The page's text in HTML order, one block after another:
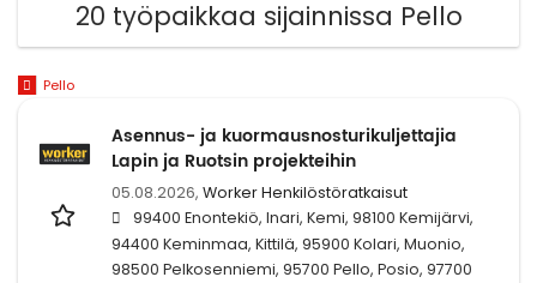
20 työpaikkaa sijainnissa Pello
Pello
Asennus- ja kuormausnosturikuljettajia
Lapin ja Ruotsin projekteihin
05.08.2026, Worker Henkilöstöratkaisut
99400 Enontekiö, Inari, Kemi, 98100 Kemijärvi,
94400 Keminmaa, Kittilä, 95900 Kolari, Muonio,
98500 Pelkosenniemi, 95700 Pello, Posio, 97700